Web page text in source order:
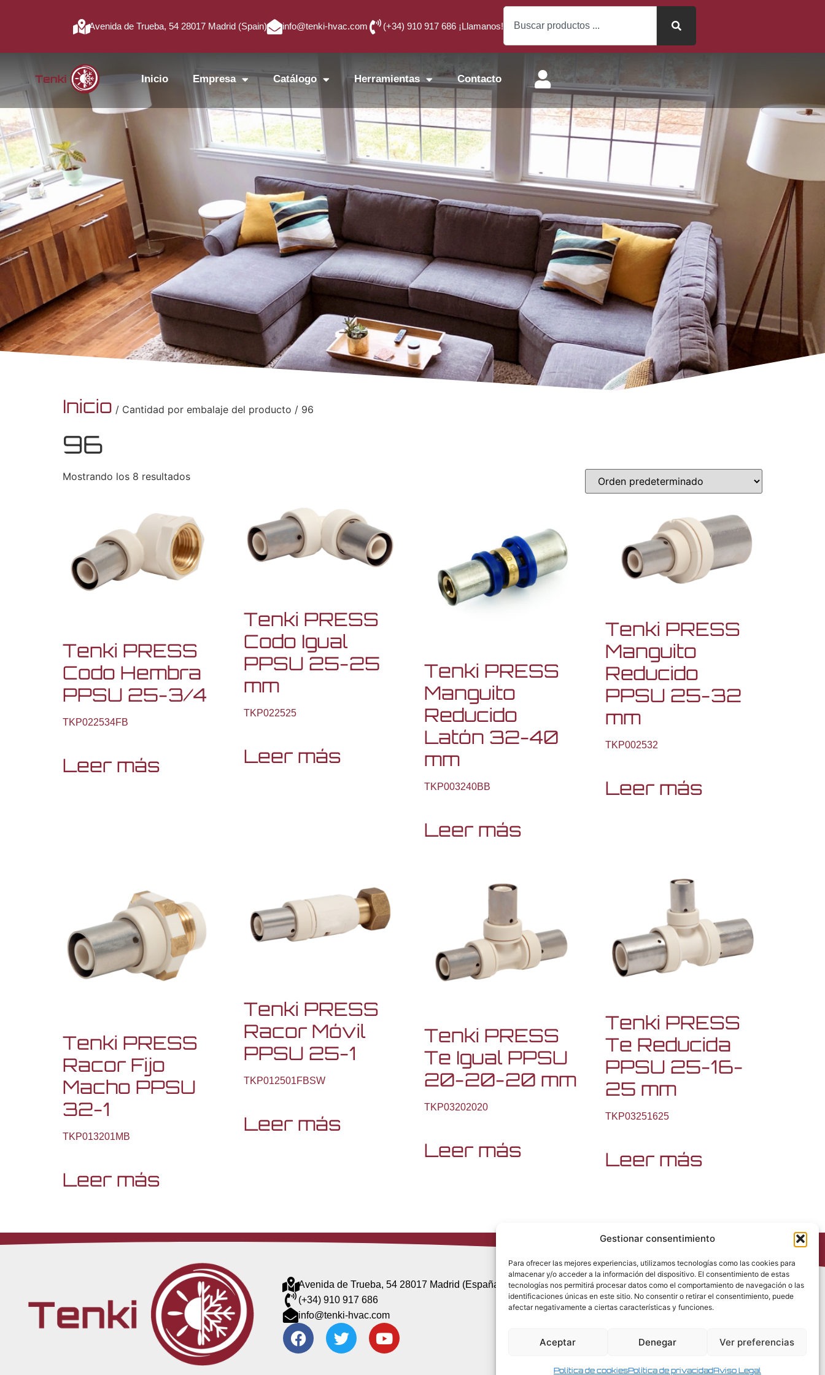
Gestionar consentimiento
Para ofrecer las mejores experiencias, utilizamos tecnologías como las cookies para
almacenar y/o acceder a la información del dispositivo. El consentimiento de estas
tecnologías nos permitirá procesar datos como el comportamiento de navegación o las
identificaciones únicas en este sitio. No consentir o retirar el consentimiento, puede
afectar negativamente a ciertas características y funciones.
Aceptar Denegar Ver preferencias
Política de cookiesPolítica de privacidadAviso Legal
Avenida de Trueba, 54 28017 Madrid (Spain) info@tenki-hvac.com (+34) 910 917 686 ¡Llamanos!
Inicio Empresa Catálogo Herramientas Contacto
Inicio / Cantidad por embalaje del producto / 96
96
Mostrando los 8 resultados
Tenki PRESS
Codo Hembra
PPSU 25-3/4
TKP022534FB
Leer más
Tenki PRESS
Codo Igual
PPSU 25-25
mm
TKP022525
Leer más
Tenki PRESS
Manguito
Reducido
Latón 32-40
mm
TKP003240BB
Leer más
Tenki PRESS
Manguito
Reducido
PPSU 25-32
mm
TKP002532
Leer más
Tenki PRESS
Racor Fijo
Macho PPSU
32-1
TKP013201MB
Leer más
Tenki PRESS
Racor Móvil
PPSU 25-1
TKP012501FBSW
Leer más
Tenki PRESS
Te Igual PPSU
20-20-20 mm
TKP03202020
Leer más
Tenki PRESS
Te Reducida
PPSU 25-16-
25 mm
TKP03251625
Leer más
Avenida de Trueba, 54 28017 Madrid (España)
(+34) 910 917 686
info@tenki-hvac.com
Política de Privacidad
Política de Cookies
Aviso Legal